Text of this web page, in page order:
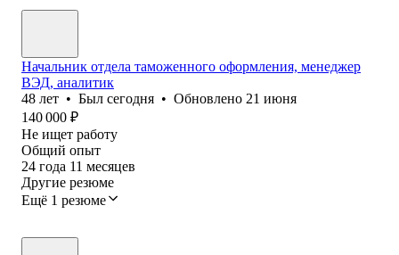
Начальник отдела таможенного оформления, менеджер
ВЭД, аналитик
48 лет • Был сегодня • Обновлено 21 июня
140 000 ₽
Не ищет работу
Общий опыт
24 года 11 месяцев
Другие резюме
Ещё 1 резюме